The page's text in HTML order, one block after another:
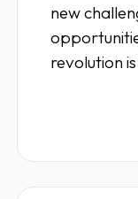
new
revolution